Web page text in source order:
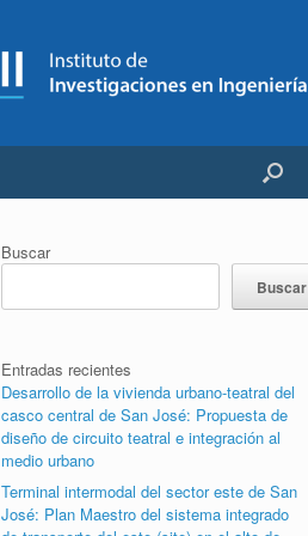
Buscar
Buscar
Entradas recientes
Desarrollo de la vivienda urbano-teatral del
casco central de San José: Propuesta de
diseño de circuito teatral e integración al
medio urbano
Terminal intermodal del sector este de San
José: Plan Maestro del sistema integrado